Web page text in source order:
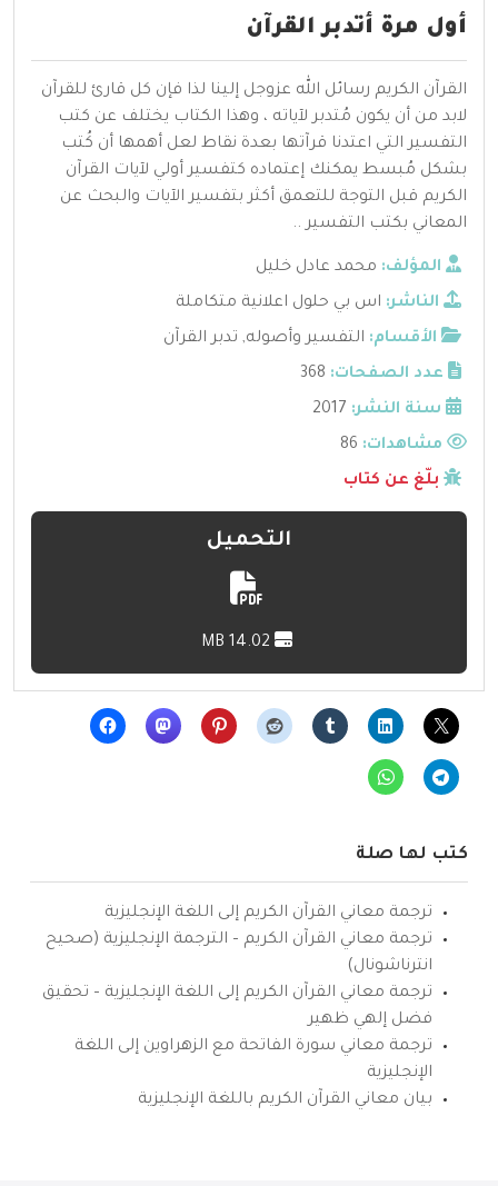
أول مرة أتدبر القرآن
القرآن الكريم رسائل الله عزوجل إلينا لذا فإن كل قارئ للقرآن
لابد من أن يكون مُتدبر لآياته ، وهذا الكتاب يختلف عن كتب
التفسير التي اعتدنا قرآتها بعدة نقاط لعل أهمها أن كُتب
بشكل مُبسط يمكنك إعتماده كتفسير أولي لآيات القرآن
الكريم قبل التوجة للتعمق أكثر بتفسير الآيات والبحث عن
المعاني بكتب التفسير ..
المؤلف: محمد عادل خليل
الناشر: اس بي حلول اعلانية متكاملة
الأقسام: التفسير وأصوله, تدبر القرآن
عدد الصفحات: 368
سنة النشر: 2017
مشاهدات:
بلّغ عن كتاب
التحميل
كتب لها صلة
ترجمة معاني القرآن الكريم إلى اللغة الإنجليزية
ترجمة معاني القرآن الكريم – الترجمة الإنجليزية (صحيح
انترناشونال)
ترجمة معاني القرآن الكريم إلى اللغة الإنجليزية – تحقيق
فضل إلهي ظهير
ترجمة معاني سورة الفاتحة مع الزهراوين إلى اللغة
الإنجليزية
بيان معاني القرآن الكريم باللغة الإنجليزية